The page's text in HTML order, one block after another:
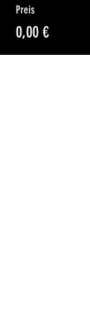
Preis
0,00 €